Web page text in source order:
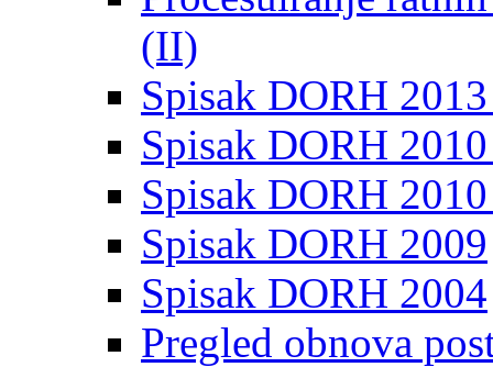
(II)
Spisak DORH
Spisak DORH
Spisak DORH
Spisak DORH 2009
Spisak DORH 2004
Pregled obnova